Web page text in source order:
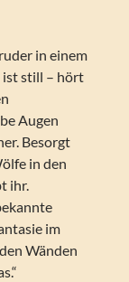
in einem
ist still – hört
Augen
Besorgt
in den
ihr.
im
Wänden